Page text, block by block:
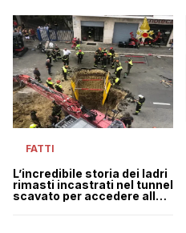
FATTI
L’incredibile storia dei ladri
rimasti incastrati nel tunnel
scavato per accedere alla